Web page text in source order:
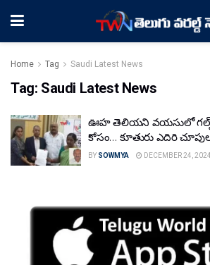
Home Tag Saudi Latest News
Tag: Saudi Latest News
ఊహ తెలియని వయసులో గల్ఫ్
కోసం… కూతురు ఎదిరి
BY SOWMYA DECEMBER 24, 2024